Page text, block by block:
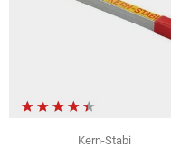
Kern-Stabi